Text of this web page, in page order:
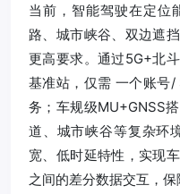
当前，智能驾驶在定位
路、城市峡谷、双边遮
更高要求。通过5G+北
基准站，仅需 一个账号
务；车规级MU+GNSS
道、城市峡谷等复杂环
宽、低时延特性，实现
之间的差分数据交互，